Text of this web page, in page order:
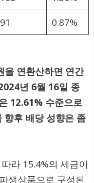
91 0.87%
을 연환산하면 연간
년 6월 16일 종
12.61% 수준으로
향후 배당 성향은 좀
라 15.4%의 세금이
생상품으로 구성된